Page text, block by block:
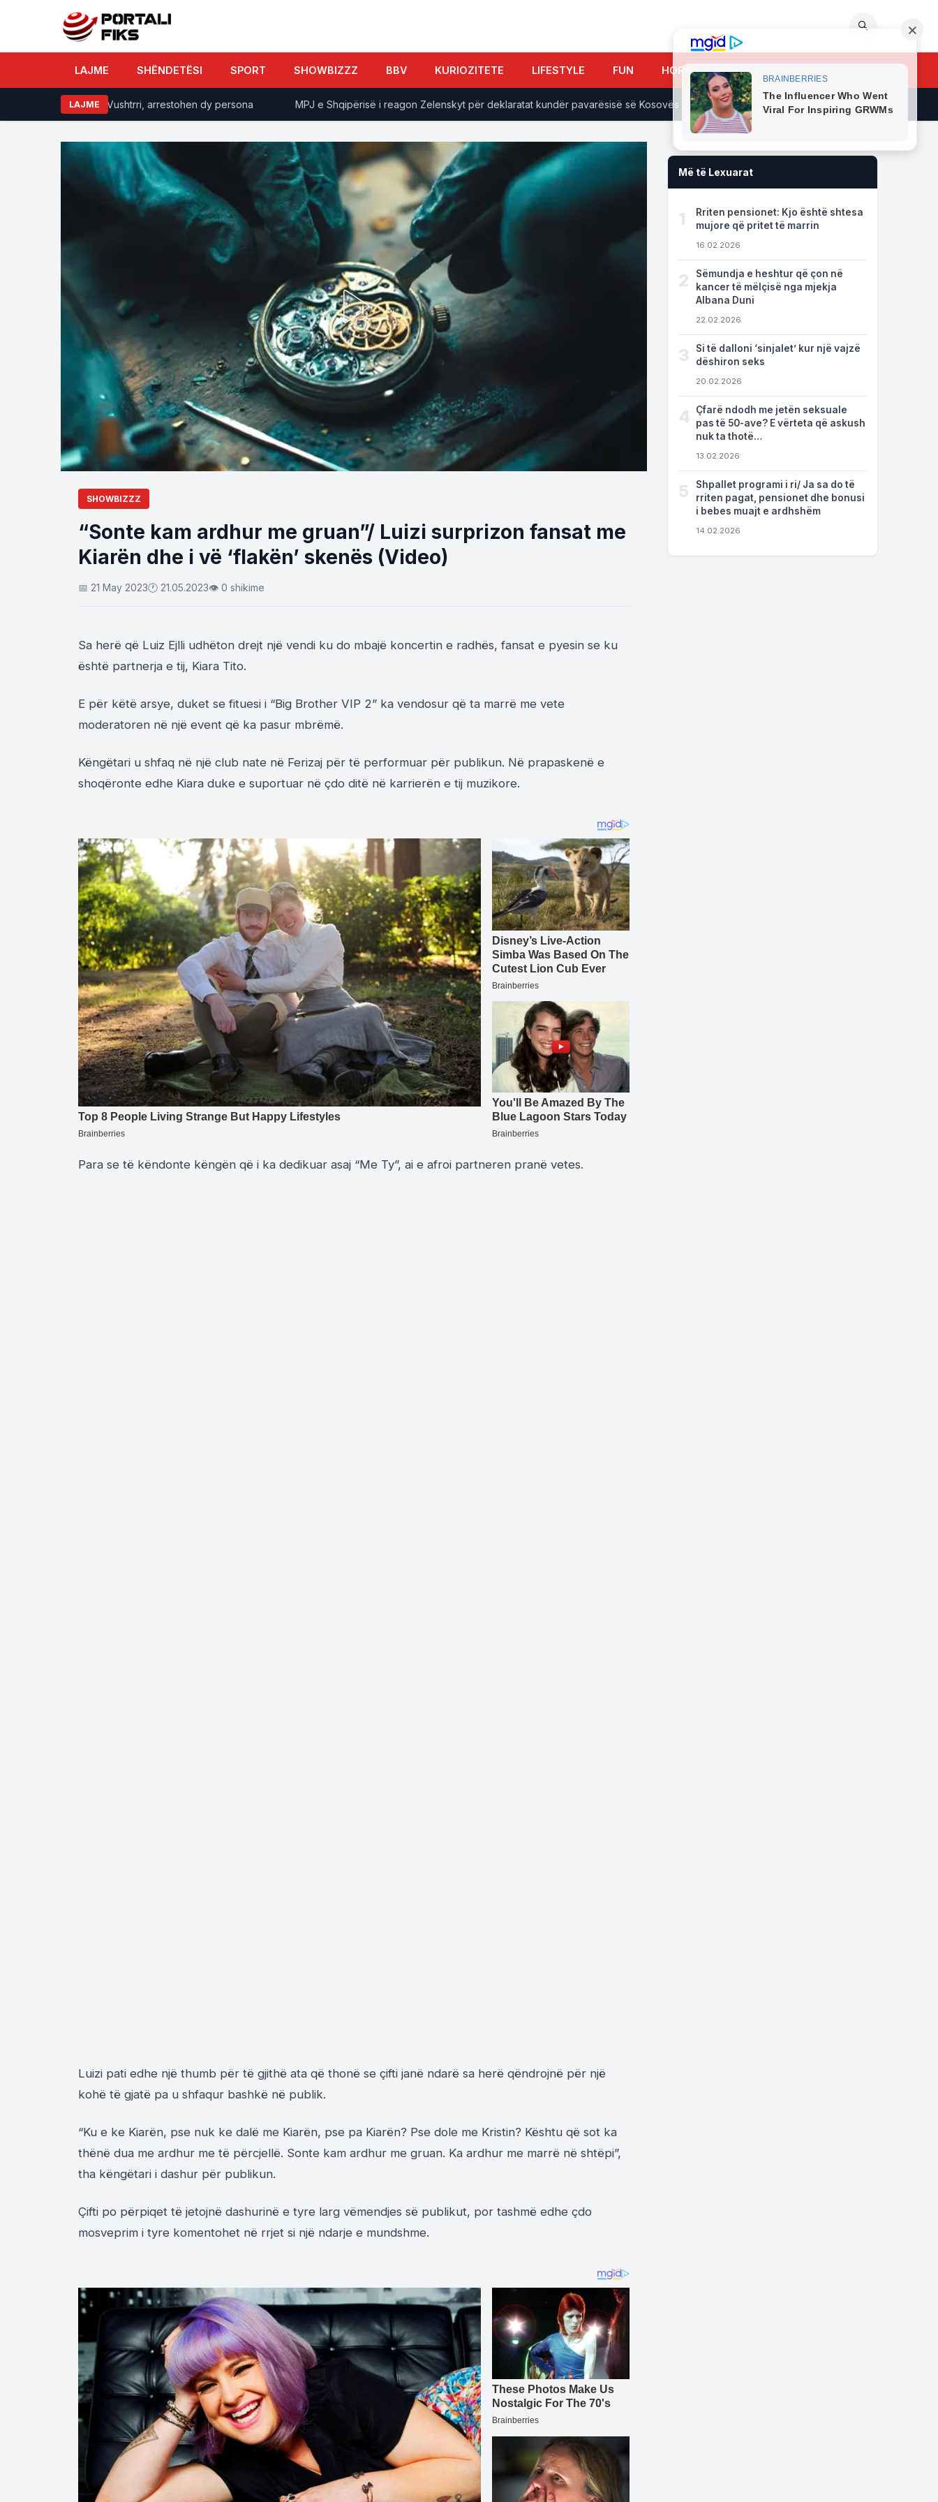
🔍
LAJME SHËNDETËSI SPORT SHOWBIZZZ BBV KURIOZITETE LIFESTYLE FUN HOROSKOPI
LAJME
aheng familjar në Vushtrri, arrestohen dy persona MPJ e Shqipërisë i reagon Zelenskyt për deklaratat kundër pavarësisë së Kosovës në Beograd Pas ndarjes nga Sarah, Dj PM drejt
SHOWBIZZZ
“Sonte kam ardhur me gruan”/ Luizi surprizon fansat me
Kiarën dhe i vë ‘flakën’ skenës (Video)
📅 21 May 2023🕐 21.05.2023👁 0 shikime
Sa herë që Luiz Ejlli udhëton drejt një vendi ku do mbajë koncertin e radhës, fansat e pyesin se ku
është partnerja e tij, Kiara Tito.
E për këtë arsye, duket se fituesi i “Big Brother VIP 2” ka vendosur që ta marrë me vete
moderatoren në një event që ka pasur mbrëmë.
Këngëtari u shfaq në një club nate në Ferizaj për të performuar për publikun. Në prapaskenë e
shoqëronte edhe Kiara duke e suportuar në çdo ditë në karrierën e tij muzikore.
Para se të këndonte këngën që i ka dedikuar asaj “Me Ty”, ai e afroi partneren pranë vetes.
Luizi pati edhe një thumb për të gjithë ata që thonë se çifti janë ndarë sa herë qëndrojnë për një
kohë të gjatë pa u shfaqur bashkë në publik.
“Ku e ke Kiarën, pse nuk ke dalë me Kiarën, pse pa Kiarën? Pse dole me Kristin? Kështu që sot ka
thënë dua me ardhur me të përcjellë. Sonte kam ardhur me gruan. Ka ardhur me marrë në shtëpi”,
tha këngëtari i dashur për publikun.
Çifti po përpiqet të jetojnë dashurinë e tyre larg vëmendjes së publikut, por tashmë edhe çdo
mosveprim i tyre komentohet në rrjet si një ndarje e mundshme.
Më të Lexuarat
1
Rriten pensionet: Kjo është shtesa
mujore që pritet të marrin
16.02.2026
2
Sëmundja e heshtur që çon në
kancer të mëlçisë nga mjekja
Albana Duni
22.02.2026
3
Si të dalloni ‘sinjalet’ kur një vajzë
dëshiron seks
20.02.2026
4
Çfarë ndodh me jetën seksuale
pas të 50-ave? E vërteta që askush
nuk ta thotë…
13.02.2026
5
Shpallet programi i ri/ Ja sa do të
rriten pagat, pensionet dhe bonusi
i bebes muajt e ardhshëm
14.02.2026